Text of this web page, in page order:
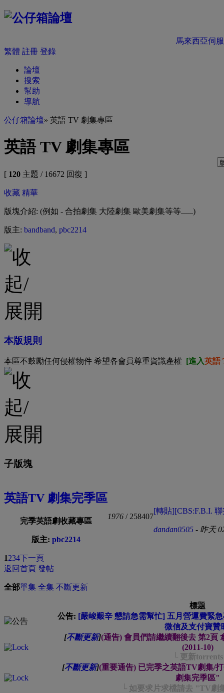
馬來西亞伺
繁體 註冊 登錄
論壇
搜索
幫助
導航
公仔箱論壇» 英語 TV 劇集專區
英語 TV 劇集專區
[ 120 主題 / 16672 回復 ]
收藏 精華
版塊介紹: (例如 - 合拍劇集 大陸劇集 歐美劇集等等......)
版主: bandband, pbc2214
本版規則
本區不鼓勵任何侵權物件 希望各會員尊重資識產權 [進入英語
子版塊
英語TV 劇集完季區
完季英語劇收藏專區
版主: pbc2214
1976 / 258407
[轉貼][CBS:F.B.I.
dandan0505 - 昨天
1234下一頁
返回首頁 發帖
全部單集 全集 不斷更新
標題
公告: [嚴峻艱辛 懇請急需幫忙] 五月營運費緊
微信及支付寶贊
[不斷更新](通告) 會員們請繼續翻後去 第2頁
(2011-10)
└ 更新torrents
[不斷更新](重要通告) 已完季之英語TV劇集/
劇集完季區"
└ 如要求片求檔請去 "TV劇